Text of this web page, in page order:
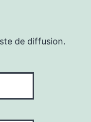
de diffusion.